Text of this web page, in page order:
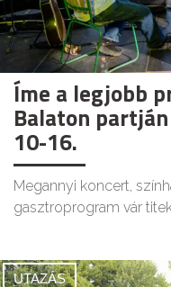
Íme a legjobb
Balaton
10-16.
Megannyi koncert,
gasztroprogram vár
UTAZÁS